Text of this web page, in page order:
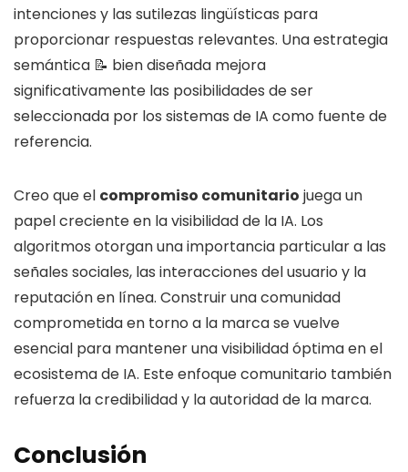
intenciones y las sutilezas lingüísticas para
proporcionar respuestas relevantes. Una estrategia
semántica 📝 bien diseñada mejora
significativamente las posibilidades de ser
seleccionada por los sistemas de IA como fuente de
referencia.
Creo que el compromiso comunitario juega un
papel creciente en la visibilidad de la IA. Los
algoritmos otorgan una importancia particular a las
señales sociales, las interacciones del usuario y la
reputación en línea. Construir una comunidad
comprometida en torno a la marca se vuelve
esencial para mantener una visibilidad óptima en el
ecosistema de IA. Este enfoque comunitario también
refuerza la credibilidad y la autoridad de la marca.
Conclusión